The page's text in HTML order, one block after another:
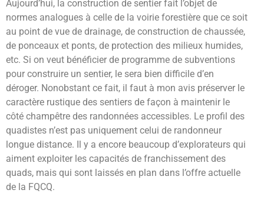
Aujourd’hui, la construction de sentier fait l’objet de
normes analogues à celle de la voirie forestière que ce soit
au point de vue de drainage, de construction de chaussée,
de ponceaux et ponts, de protection des milieux humides,
etc. Si on veut bénéficier de programme de subventions
pour construire un sentier, le sera bien difficile d’en
déroger. Nonobstant ce fait, il faut à mon avis préserver le
caractère rustique des sentiers de façon à maintenir le
côté champêtre des randonnées accessibles. Le profil des
quadistes n’est pas uniquement celui de randonneur
longue distance. Il y a encore beaucoup d’explorateurs qui
aiment exploiter les capacités de franchissement des
quads, mais qui sont laissés en plan dans l’offre actuelle
de la FQCQ.